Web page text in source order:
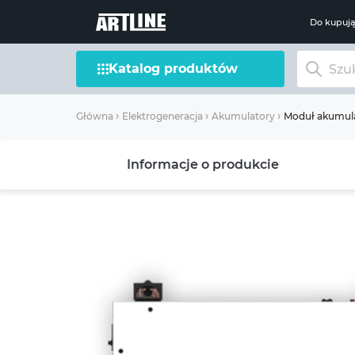
Do
Katalog produktów
Główna Elektrogeneracja Akumulatory Moduł
Informacje o produkcie